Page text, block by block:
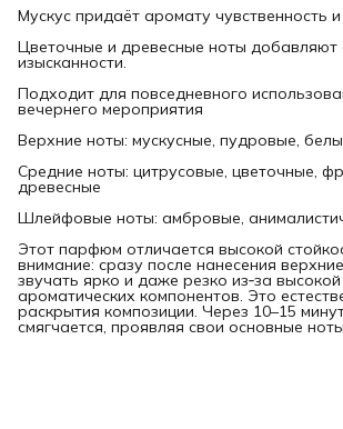
Мускус придаёт аромату чувственность и
Цветочные и древесные ноты добавляют
изысканности.
Подходит для повседневного
вечернего мероприятия
Верхние ноты: мускусные, пудровые,
Средние ноты: цитрусовые, цветочные,
древесные
Шлейфовые ноты: амбровые,
Этот парфюм отличается высокой
внимание: сразу после нанесения
звучать ярко и даже резко из‑за
ароматических компонентов. Это
раскрытия композиции. Через 10–15
смягчается, проявляя свои основные ноты